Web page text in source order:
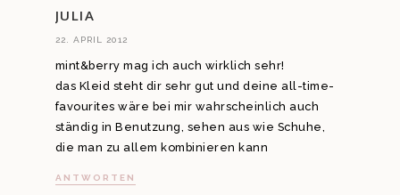
JULIA
22. APRIL 2012
mint&berry mag ich auch wirklich sehr!
das Kleid steht dir sehr gut und deine all-time-
favourites wäre bei mir wahrscheinlich auch
ständig in Benutzung, sehen aus wie Schuhe,
die man zu allem kombinieren kann
ANTWORTEN